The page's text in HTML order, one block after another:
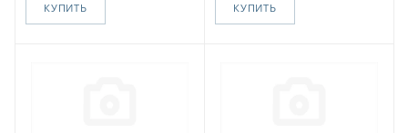
КУПИТЬ КУПИТЬ